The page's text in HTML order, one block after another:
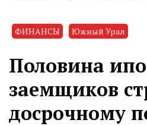
ФИНАНСЫ Южный Урал
Половина
заемщиков
досрочному